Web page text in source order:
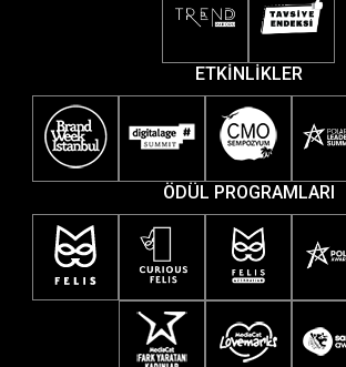
ETKİNLİKLER
ÖDÜL PROGRAMLARI